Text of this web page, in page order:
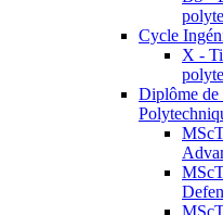
Cycle
X -
Diplôme de